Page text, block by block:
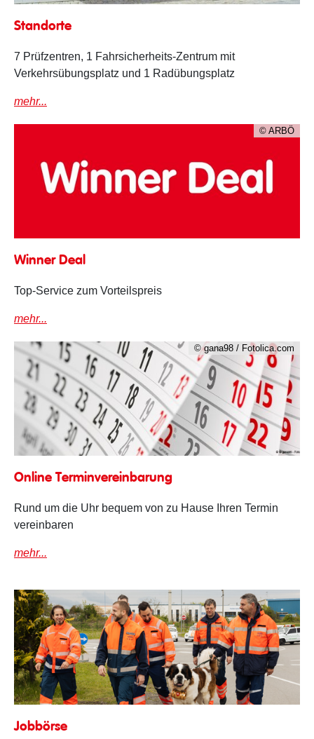
Standorte
7 Prüfzentren, 1 Fahrsicherheits-Zentrum mit
Verkehrsübungsplatz und 1 Radübungsplatz
mehr...
© ARBÖ
Winner Deal
Top-Service zum Vorteilspreis
mehr...
Terminvereinbarung
© gana98 / Fotolica.com
Online Terminvereinbarung
Rund um die Uhr bequem von zu Hause Ihren Termin
vereinbaren
mehr...
Jobbörse